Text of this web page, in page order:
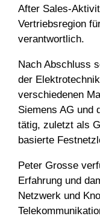
After Sales-
Vertriebsregion
verantwortlich.
Nach Abschluss
der
verschiedenen
Siemens AG und
tätig, zuletzt als
basierte
Peter Grosse
Erfahrung und
Netzwerk und